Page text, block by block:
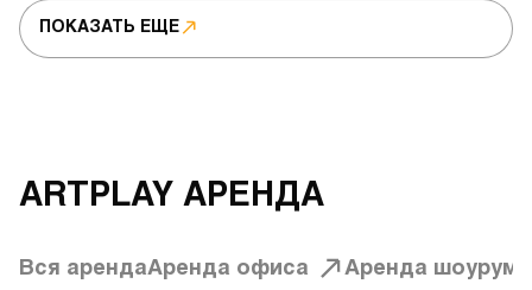
ПОКАЗАТЬ ЕЩЕ
ARTPLAY АРЕНДА
Вся арендаАренда офиса Аренда шоурума